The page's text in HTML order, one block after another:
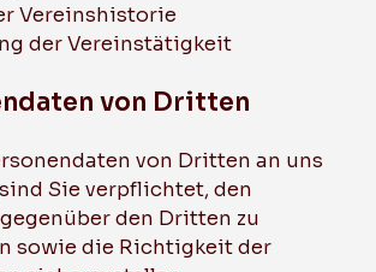
Vereinshistorie
der Vereinstätigkeit
von Dritten
von Dritten an uns
Sie verpflichtet, den
den Dritten zu
sowie die Richtigkeit der